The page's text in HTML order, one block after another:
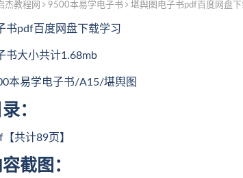
杰教程网 9500本易学电子书 堪舆图电子书pdf百度网盘下
书pdf百度网盘下载学习
书大小共计1.68mb
本易学电子书/A15/堪舆图
：
共计89页】
截图：